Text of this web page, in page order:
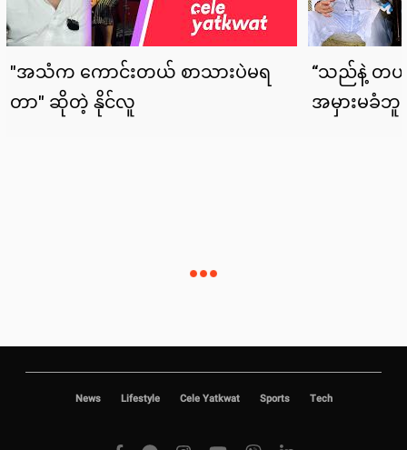
News Lifestyle Cele Yatkwat Sports Tech